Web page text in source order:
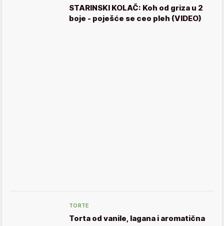
STARINSKI KOLAČ: Koh od griza u 2
boje - poješće se ceo pleh (VIDEO)
TORTE
Torta od vanile, lagana i aromatična